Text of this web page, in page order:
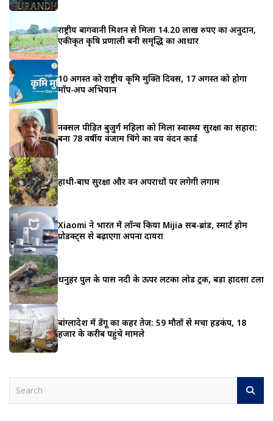
राष्ट्रीय बागवानी मिशन से मिला 14.20 लाख रुपए का अनुदान,
एकीकृत कृषि प्रणाली बनी समृद्धि का आधार
10 अगस्त को राष्ट्रीय कृमि मुक्ति दिवस, 17 अगस्त को होगा
मॉप-अप अभियान
नक्सल पीड़ित बुजुर्ग महिला को मिला स्वास्थ्य सुरक्षा का सहारा:
बना 78 वर्षीय वंजाम चिंगे का वय वंदन कार्ड
हाथी-बाघ सुरक्षा और वन अपराधों पर लगेगी लगाम
Xiaomi ने भारत में लॉन्च किया Mijia सब-ब्रांड, स्मार्ट होम
प्रोडक्ट्स से बढ़ाएगा अपना दायरा
धनुहर पुल के पास नदी के ऊपर लटका लोड ट्रक, बड़ा हादसा टला
बांग्लादेश में डेंगू का कहर तेज: 59 मौतों से मचा हड़कंप, 18
हजार के करीब पहुंचे मामले